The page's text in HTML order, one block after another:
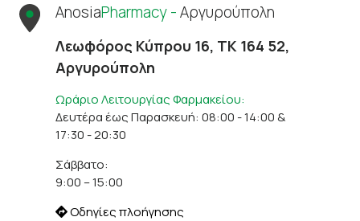
AnosiaPharmacy -Αργυρούπολη
Λεωφόρος Κύπρου 16, ΤΚ 164 52,
Αργυρούπολη
Ωράριο Λειτουργίας Φαρμακείου:
Δευτέρα έως Παρασκευή: 08:00 - 14:00 &
17:30 - 20:30
Σάββατο:
9:00 – 15:00
Οδηγίες πλοήγησης